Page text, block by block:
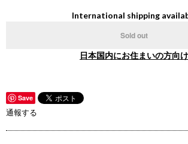
International shipping
Sold out
日本国内にお住まいの方向け
Save
通報する